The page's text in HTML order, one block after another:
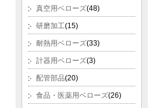
真空用ベローズ(48)
研磨加工(15)
耐熱用ベローズ(33)
計器用ベローズ(3)
配管部品(20)
食品・医薬用ベローズ(26)